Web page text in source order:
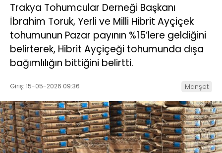
Trakya Tohumcular Derneği Başkanı
İbrahim Toruk, Yerli ve Milli Hibrit Ayçiçek
tohumunun Pazar payının %15’lere geldiğini
belirterek, Hibrit Ayçiçeği tohumunda dışa
bağımlılığın bittiğini belirtti.
Giriş: 15-05-2026 09:36 Manşet